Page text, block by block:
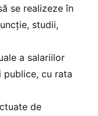
se realizeze în
studii,
a salariilor
cu rata
de